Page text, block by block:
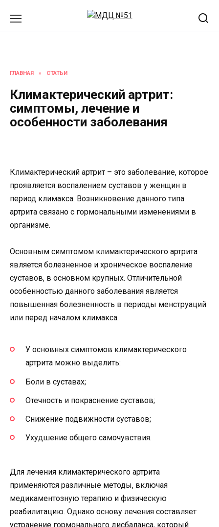
ГЛАВНАЯ » СТАТЬИ
Климактерический артрит:
симптомы, лечение и
особенности заболевания
Климактерический артрит – это заболевание, которое
проявляется воспалением суставов у женщин в
период климакса. Возникновение данного типа
артрита связано с гормональными изменениями в
организме.
Основным симптомом климактерического артрита
является болезненное и хроническое воспаление
суставов, в основном крупных. Отличительной
особенностью данного заболевания является
повышенная болезненность в периоды менструаций
или перед началом климакса.
У основных симптомов климактерического
артрита можно выделить:
Боли в суставах;
Отечность и покраснение суставов;
Снижение подвижности суставов;
Ухудшение общего самочувствия.
Для лечения климактерического артрита
применяются различные методы, включая
медикаментозную терапию и физическую
реабилитацию. Однако основу лечения составляет
устранение гормонального дисбаланса, который